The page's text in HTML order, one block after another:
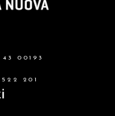
00193
201